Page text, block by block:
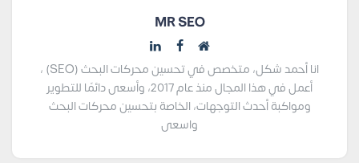
MR SEO
انا أحمد شكل، متخصص في تحسين محركات البحث (SEO) ،
أعمل في هذا المجال منذ عام 2017، وأسعى دائمًا للتطوير
ومواكبة أحدث التوجهات، الخاصة بتحسين محركات البحث
واسعى